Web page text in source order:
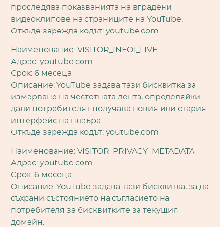
проследява показванията на вградени
видеоклипове на страниците на YouTube.
Откъде зарежда кодът: youtube.com
Наименование: VISITOR_INFO1_LIVE
Адрес: youtube.com
Срок: 6 месеца
Описание: YouTube задава тази бисквитка за
измерване на честотната лента, определяйки
дали потребителят получава новия или стария
интерфейс на плеъра.
Откъде зарежда кодът: youtube.com
Наименование: VISITOR_PRIVACY_METADATA
Адрес: youtube.com
Срок: 6 месеца
Описание: YouTube задава тази бисквитка, за да
съхрани състоянието на съгласието на
потребителя за бисквитките за текущия
домейн.